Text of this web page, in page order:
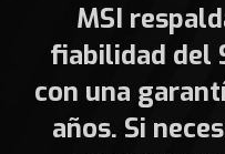
MSI
fiabilidad del
con una
años. Si